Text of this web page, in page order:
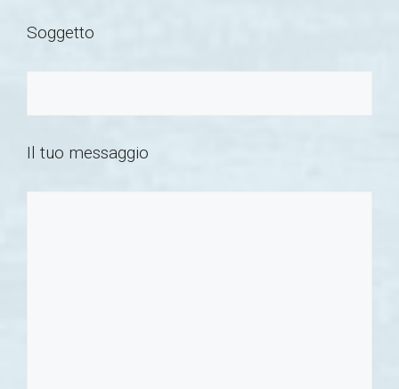
Soggetto
Il tuo messaggio